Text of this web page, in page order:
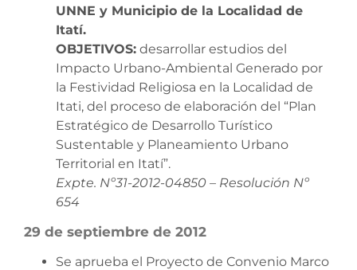
UNNE y Municipio de la Localidad de
Itatí.
OBJETIVOS: desarrollar estudios del
Impacto Urbano-Ambiental Generado por
la Festividad Religiosa en la Localidad de
Itati, del proceso de elaboración del “Plan
Estratégico de Desarrollo Turístico
Sustentable y Planeamiento Urbano
Territorial en Itatí”.
Expte. Nº31-2012-04850 – Resolución Nº
654
29 de septiembre de 2012
Se aprueba el Proyecto de Convenio Marco